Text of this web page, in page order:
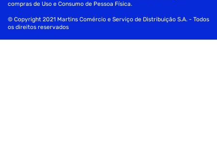
compras de Uso e Consumo de Pessoa Física.
© Copyright 2021 Martins Comércio e Serviço de Distribuição S.A. - Todos
os direitos reservados